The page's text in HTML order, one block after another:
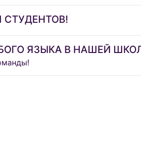
ЯЗЫКА В НАШЕЙ